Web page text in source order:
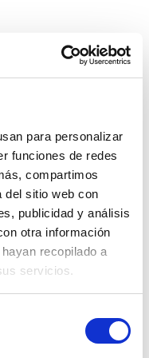
para personalizar
funciones de redes
compartimos
del sitio web con
publicidad y análisis
otra información
recopilado a
servicios.